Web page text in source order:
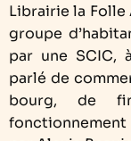
Librairie la Folle
groupe
par une SCIC,
parlé de
bourg, de